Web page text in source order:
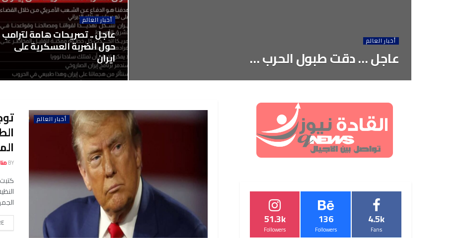
أخبار العالم
عاجل … دقت طبول الحرب …
أخبار العالم
عاجل .. تصريحات هامة لترامب
حول الضربة العسكرية على
ايران
أخبار العالم
BY
4.5k
Fans
136
Followers
51.3k
Followers